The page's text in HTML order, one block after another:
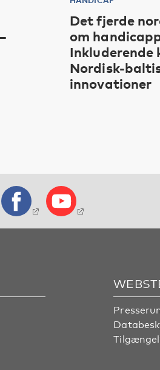
Det fjerde
om
Inkluderende
Nordisk-
innovationer